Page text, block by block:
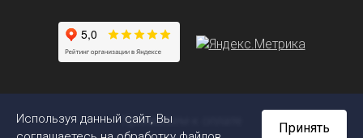
Принимаем к оплате
Используя данный сайт, Вы
Принять